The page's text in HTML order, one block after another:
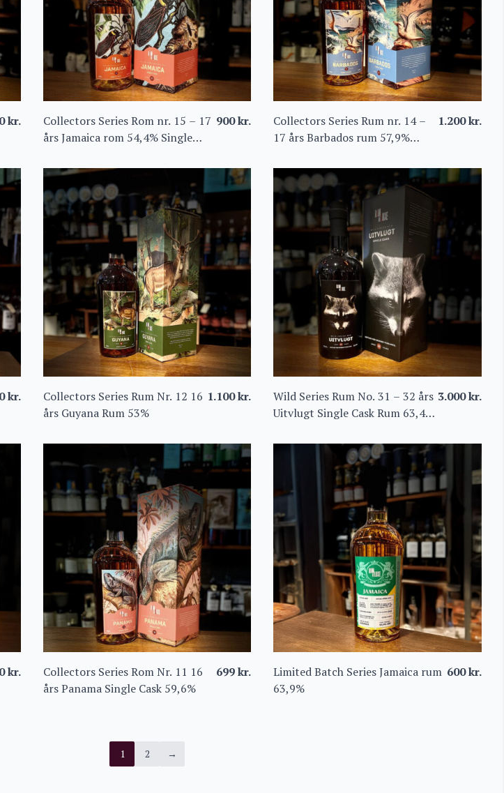
kr.
Collectors Series Rom nr. 15 – 17
års Jamaica rom 54,4% Single
900kr.
Collectors Series Rum nr. 14 –
17 års Barbados rum 57,9%
1.200kr.
kr.
Collectors Series Rum Nr. 12 16
års Guyana Rum 53%
1.100kr.
Wild Series Rum No. 31 – 32 års
Uitvlugt Single Cask Rum 63,4%
3.000kr.
kr.
Collectors Series Rom Nr. 11 16
års Panama Single Cask 59,6%
699kr.
Limited Batch Series Jamaica rum
63,9%
600kr.
1 2 →